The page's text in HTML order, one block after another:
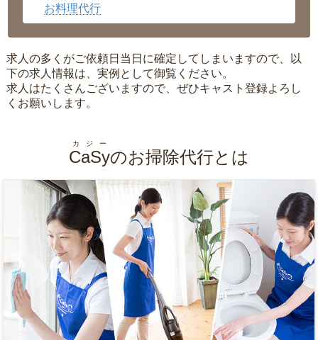
お料理代行
求人の多くがご依頼日当日に確定してしまいますので、以
下の求人情報は、実例として御覧ください。
求人はたくさんございますので、ぜひキャスト登録よろし
くお願いします。
CaSy
カジー
のお掃除代行とは